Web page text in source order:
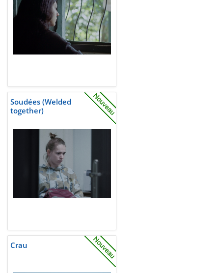
Soudées (Welded
together)
Crau